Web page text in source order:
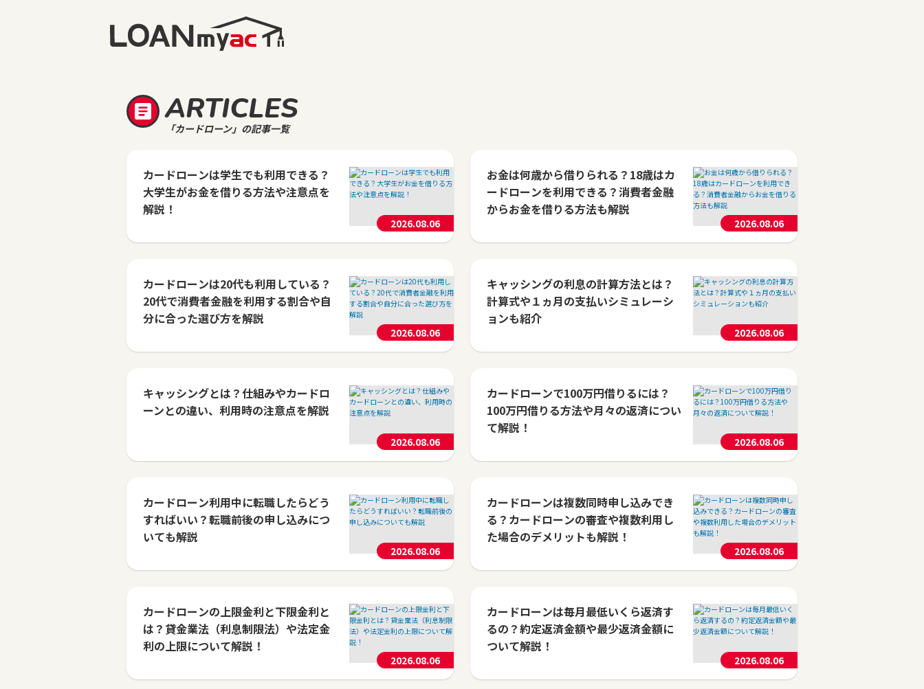
ARTICLES
「カードローン」の記事一覧
カードローンは学生でも利用できる？
大学生がお金を借りる方法や注意点を
解説！
2026.08.06
お金は何歳から借りられる？18歳はカ
ードローンを利用できる？消費者金融
からお金を借りる方法も解説
2026.08.06
カードローンは20代も利用している？
20代で消費者金融を利用する割合や自
分に合った選び方を解説
2026.08.06
キャッシングの利息の計算方法とは？
計算式や１ヵ月の支払いシミュレーシ
ョンも紹介
2026.08.06
キャッシングとは？仕組みやカードロ
ーンとの違い、利用時の注意点を解説
2026.08.06
カードローンで100万円借りるには？
100万円借りる方法や月々の返済につい
て解説！
2026.08.06
カードローン利用中に転職したらどう
すればいい？転職前後の申し込みにつ
いても解説
2026.08.06
カードローンは複数同時申し込みでき
る？カードローンの審査や複数利用し
た場合のデメリットも解説！
2026.08.06
カードローンの上限金利と下限金利と
は？貸金業法（利息制限法）や法定金
利の上限について解説！
2026.08.06
カードローンは毎月最低いくら返済す
るの？約定返済金額や最少返済金額に
ついて解説！
2026.08.06